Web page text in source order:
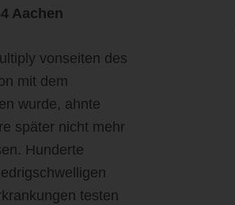
Aachen
vonseiten des
mit dem
wurde, ahnte
später nicht mehr
Hunderte
testen